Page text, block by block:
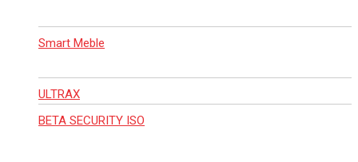
Smart Meble
ULTRAX
BETA SECURITY ISO